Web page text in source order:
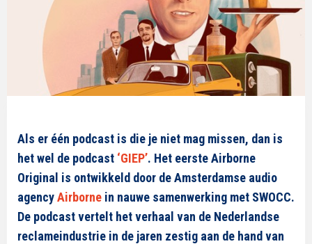
Als er één podcast is die je niet mag missen, dan is
het wel de podcast ‘GIEP’. Het eerste Airborne
Original is ontwikkeld door de Amsterdamse audio
agencyAirborne in nauwe samenwerking met SWOCC.
De podcast vertelt het verhaal van de Nederlandse
reclameindustrie in de jaren zestig aan de hand van